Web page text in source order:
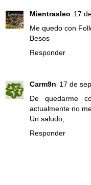
Mientrasleo 17
Me quedo con
Besos
Responder
Carm9n 17 de
De quedarme
actualmente no
Un saludo,
Responder